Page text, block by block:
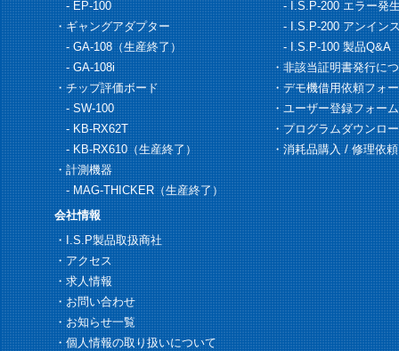
-EP-100
・ギャングアダプター
-GA-108（生産終了）
-GA-108i
・チップ評価ボード
-SW-100
-KB-RX62T
-KB-RX610（生産終了）
・計測機器
-MAG-THICKER（生産終了）
-I.S.P-200 エラー発
-I.S.P-200 アンイン
-I.S.P-100 製品Q&A
・非該当証明書発行に
・デモ機借用依頼フォ
・ユーザー登録フォーム
・プログラムダウンロ
・消耗品購入 / 修理依頼
会社情報
・I.S.P製品取扱商社
・アクセス
・求人情報
・お問い合わせ
・お知らせ一覧
・個人情報の取り扱いについて